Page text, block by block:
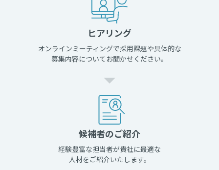
ヒアリング
オンラインミーティングで採用課題や具体的な
募集内容についてお聞かせください。
候補者のご紹介
経験豊富な担当者が貴社に最適な
人材をご紹介いたします。